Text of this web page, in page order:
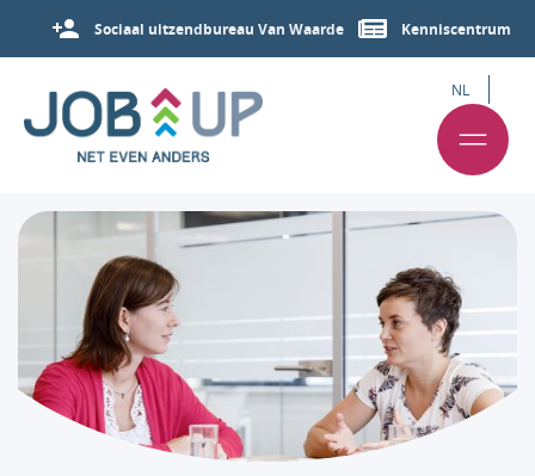
Sociaal uitzendbureau Van Waarde Kenniscentrum
NL